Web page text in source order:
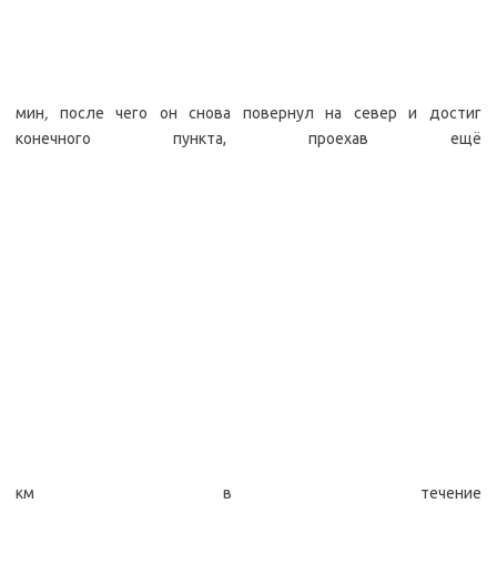
мин, после чего он снова повернул на север и достиг
конечного пункта, проехав ещё
км в течение